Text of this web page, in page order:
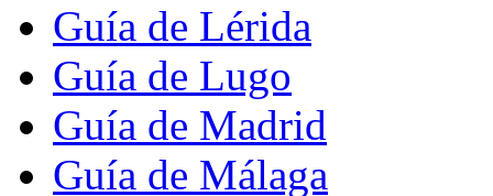
Guía de Lérida
Guía de Lugo
Guía de Madrid
Guía de Málaga